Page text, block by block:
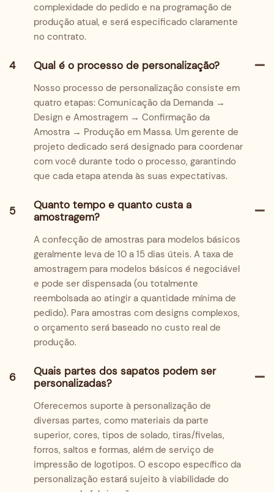
complexidade do pedido e na programação de
produção atual, e será especificado claramente
no contrato.
4 Qual é o processo de personalização?
Nosso processo de personalização consiste em
quatro etapas: Comunicação da Demanda →
Design e Amostragem → Confirmação da
Amostra → Produção em Massa. Um gerente de
projeto dedicado será designado para coordenar
com você durante todo o processo, garantindo
que cada etapa atenda às suas expectativas.
5
Quanto tempo e quanto custa a
amostragem?
A confecção de amostras para modelos básicos
geralmente leva de 10 a 15 dias úteis. A taxa de
amostragem para modelos básicos é negociável
e pode ser dispensada (ou totalmente
reembolsada ao atingir a quantidade mínima de
pedido). Para amostras com designs complexos,
o orçamento será baseado no custo real de
produção.
6
Quais partes dos sapatos podem ser
personalizadas?
Oferecemos suporte à personalização de
diversas partes, como materiais da parte
superior, cores, tipos de solado, tiras/fivelas,
forros, saltos e formas, além de serviço de
impressão de logotipos. O escopo específico da
personalização estará sujeito à viabilidade do